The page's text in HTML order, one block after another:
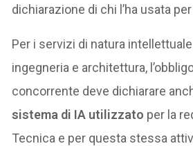
dichiarazione di chi l’ha usata
Per i servizi di natura
ingegneria e architettura,
concorrente deve dichiarare
sistema di IA utilizzato per la
Tecnica e per questa stessa